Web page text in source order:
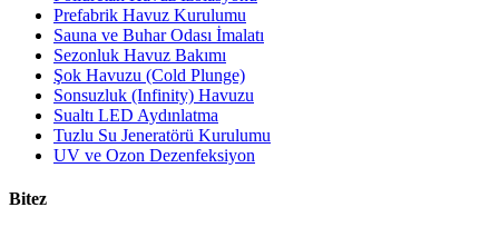
Prefabrik Havuz Kurulumu
Sauna ve Buhar Odası İmalatı
Sezonluk Havuz Bakımı
Şok Havuzu (Cold Plunge)
Sonsuzluk (Infinity) Havuzu
Sualtı LED Aydınlatma
Tuzlu Su Jeneratörü Kurulumu
UV ve Ozon Dezenfeksiyon
Bitez